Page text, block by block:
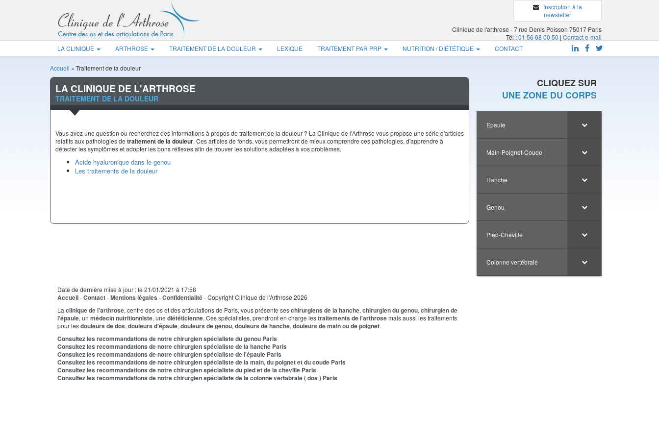
Inscription à la
newsletter
Clinique de l'arthrose - 7 rue Denis Poisson 75017 Paris
Tél :01 56 68 00 50 | Contact e-mail
LA CLINIQUE
ARTHROSE TRAITEMENT DE LA DOULEUR LEXIQUE TRAITEMENT PAR PRP NUTRITION / DIÉTÉTIQUE CONTACT
Accueil » Traitement de la douleur
LA CLINIQUE DE L'ARTHROSE
TRAITEMENT DE LA DOULEUR
Vous avez une question ou recherchez des informations à propos de traitement de la douleur ? La Clinique de l'Arthrose vous propose une série d'articles
relatifs aux pathologies de traitement de la douleur. Ces articles de fonds, vous permettront de mieux comprendre ces pathologies, d'apprendre à
détecter les symptômes et adopter les bons réflexes afin de trouver les solutions adaptées à vos problèmes.
Acide hyaluronique dans le genou
Les traitements de la douleur
CLIQUEZ SUR
UNE ZONE DU CORPS
Epaule
Main-Poignet-Coude
Hanche
Genou
Pied-Cheville
Colonne vertébrale
Date de dernière mise à jour : le 21/01/2021 à 17:58
Accueil-Contact-Mentions légales -Confidentialité- Copyright Clinique de l'Arthrose 2026
La clinique de l'arthrose, centre des os et des articulations de Paris, vous présente seschirurgiens de la hanche, chirurgien du genou, chirurgien de
l'épaule, un médecin nutritionniste, une diététicienne. Ces spécialistes, prendront en charge lestraitements de l'arthrosemais aussi les traitements
pour lesdouleurs de dos, douleurs d'épaule, douleurs de genou, douleurs de hanche, douleurs de main ou de poignet.
Consultez les recommandations de notre chirurgien spécialiste du genou Paris
Consultez les recommandations de notre chirurgien spécialiste de la hanche Paris
Consultez les recommandations de notre chirurgien spécialiste de l'épaule Paris
Consultez les recommandations de notre chirurgien spécialiste de la main, du poignet et du coude Paris
Consultez les recommandations de notre chirurgien spécialiste du pied et de la cheville Paris
Consultez les recommandations de notre chirurgien spécialiste de la colonne vertabrale ( dos ) Paris